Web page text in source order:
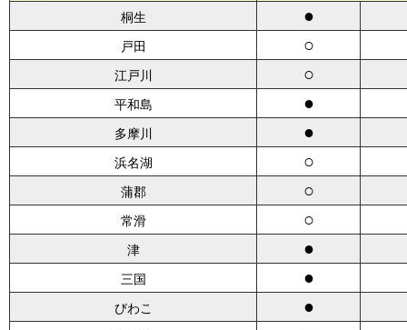
桐生
●
戸田 ○
江戸川 ○
平和島 ●
多摩川 ●
浜名湖 ○
蒲郡 ○
常滑 ○
津 ●
三国 ●
びわこ ●